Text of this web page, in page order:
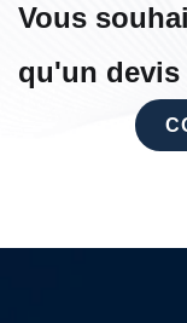
Vous
qu'un